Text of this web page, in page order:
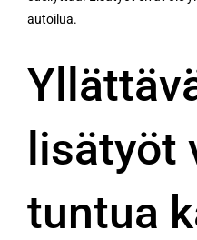
autoilua.
lisätyöt
tuntua